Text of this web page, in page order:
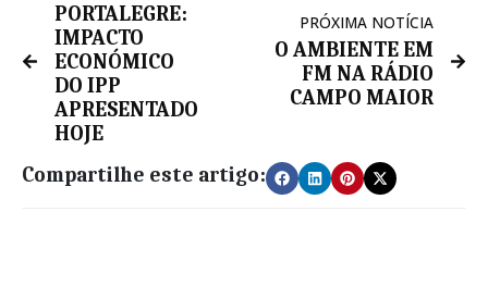
PORTALEGRE:
IMPACTO
ECONÓMICO
DO IPP
APRESENTADO
HOJE
PRÓXIMA NOTÍCIA
O AMBIENTE EM
FM NA RÁDIO
CAMPO MAIOR
Compartilhe este artigo: